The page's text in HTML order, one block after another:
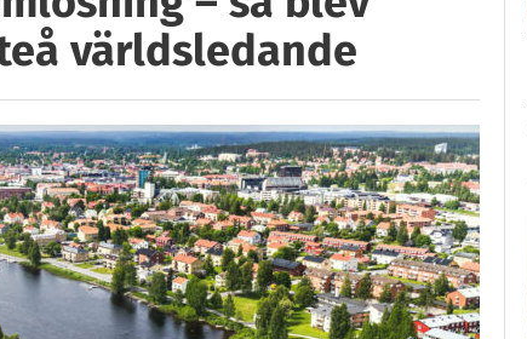
världsledande